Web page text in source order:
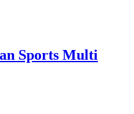
Sports Multi